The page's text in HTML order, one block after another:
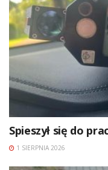
Spieszył się do
1 SIERPNIA 2026